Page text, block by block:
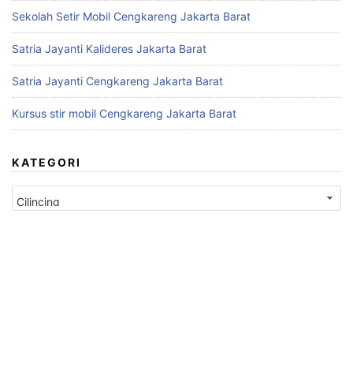
f
r
:
Sekolah Setir Mobil Cengkareng Jakarta Barat
Satria Jayanti Kalideres Jakarta Barat
Satria Jayanti Cengkareng Jakarta Barat
Kursus stir mobil Cengkareng Jakarta Barat
KATEGORI
K
a